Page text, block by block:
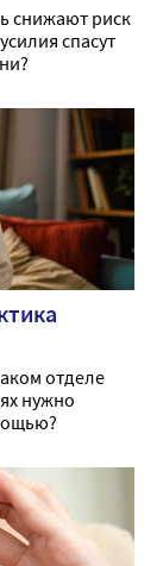
снижают риск
спасут
отделе
нужно